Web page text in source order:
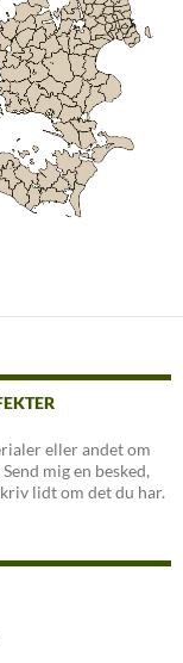
eller andet om
mig en besked,
lidt om det du har.